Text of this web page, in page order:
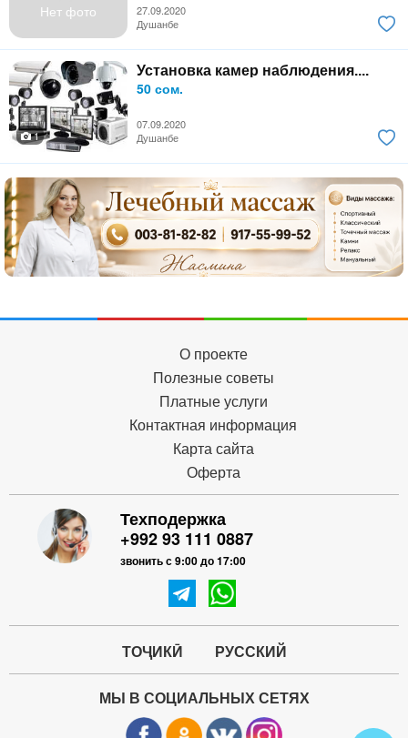
Нет фото
27.09.2020
Душанбе
Установка камер наблюдения....
50 сом.
07.09.2020
1
Душанбе
О проекте
Полезные советы
Платные услуги
Контактная информация
Карта сайта
Оферта
Техподержка
+992 93 111 0887
звонить с 9:00 до 17:00
ТОҶИКӢ РУССКИЙ
МЫ В СОЦИАЛЬНЫХ СЕТЯХ